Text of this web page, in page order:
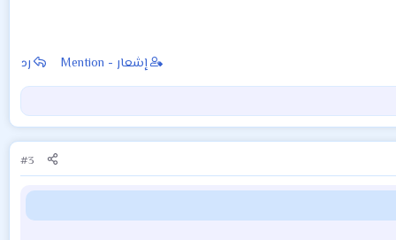
إشعار - Mention رد
#3